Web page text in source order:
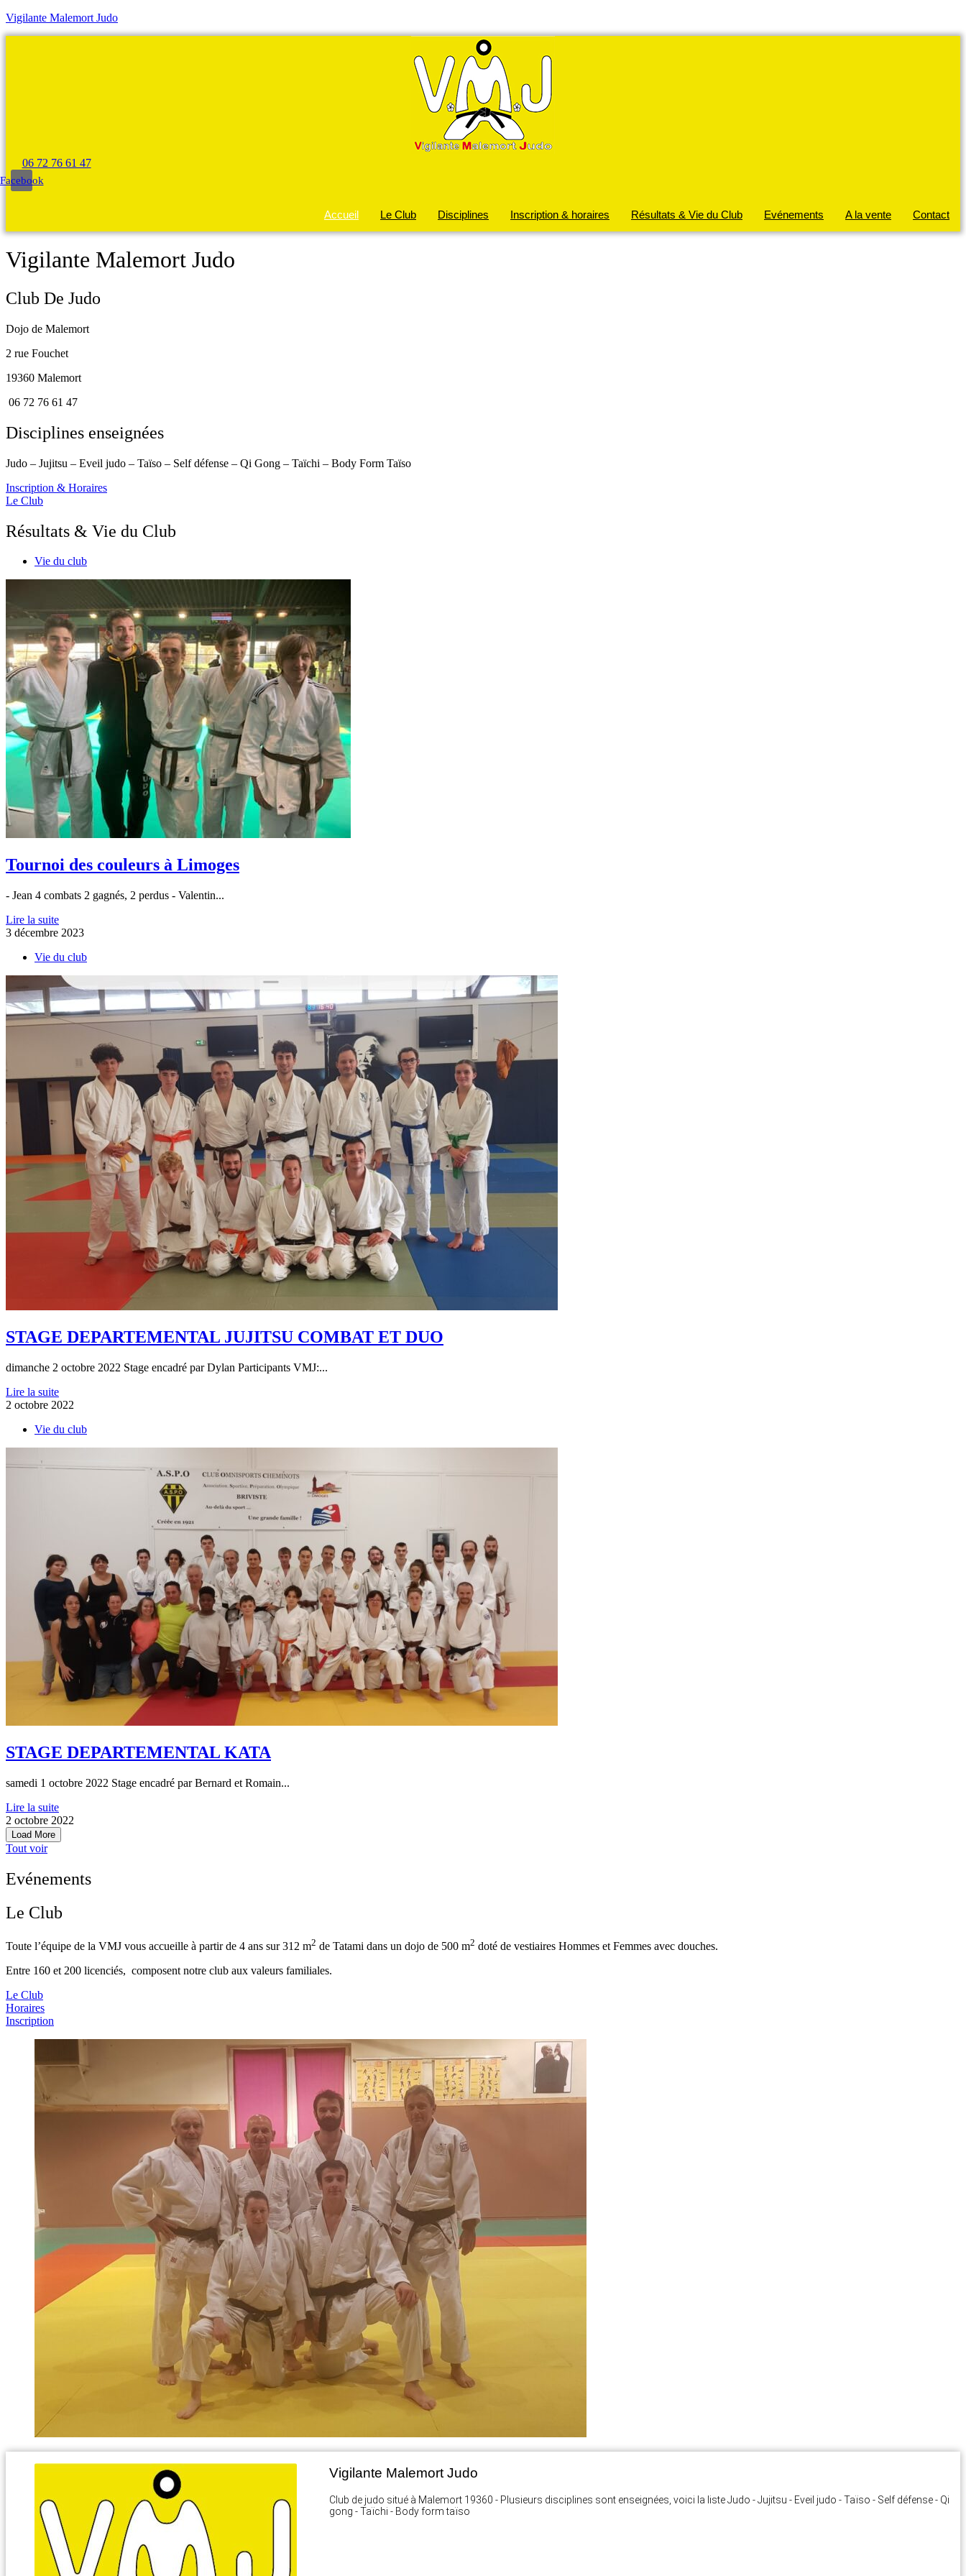
Vigilante Malemort Judo
06 72 76 61 47
Facebook
Accueil Le Club Disciplines Inscription & horaires Résultats & Vie du Club Evénements A la vente Contact
Vigilante Malemort Judo
Club De Judo
Dojo de Malemort
2 rue Fouchet
19360 Malemort
06 72 76 61 47
Disciplines enseignées
Judo – Jujitsu – Eveil judo – Taïso – Self défense – Qi Gong – Taïchi – Body Form Taïso
Inscription & Horaires
Le Club
Résultats & Vie du Club
Vie du club
Tournoi des couleurs à Limoges
- Jean 4 combats 2 gagnés, 2 perdus - Valentin...
Lire la suite
3 décembre 2023
Vie du club
STAGE DEPARTEMENTAL JUJITSU COMBAT ET DUO
dimanche 2 octobre 2022 Stage encadré par Dylan Participants VMJ:...
Lire la suite
2 octobre 2022
Vie du club
STAGE DEPARTEMENTAL KATA
samedi 1 octobre 2022 Stage encadré par Bernard et Romain...
Lire la suite
2 octobre 2022
Load More
Tout voir
Evénements
Le Club
Toute l’équipe de la VMJ vous accueille à partir de 4 ans sur 312 m2 de Tatami dans un dojo de 500 m2 doté de vestiaires Hommes et Femmes avec douches.
Entre 160 et 200 licenciés, composent notre club aux valeurs familiales.
Le Club
Horaires
Inscription
Vigilante Malemort Judo
Club de judo situé à Malemort 19360 - Plusieurs disciplines sont enseignées, voici la liste Judo - Jujitsu - Eveil judo - Taïso - Self défense - Qi
gong - Taïchi - Body form taïso